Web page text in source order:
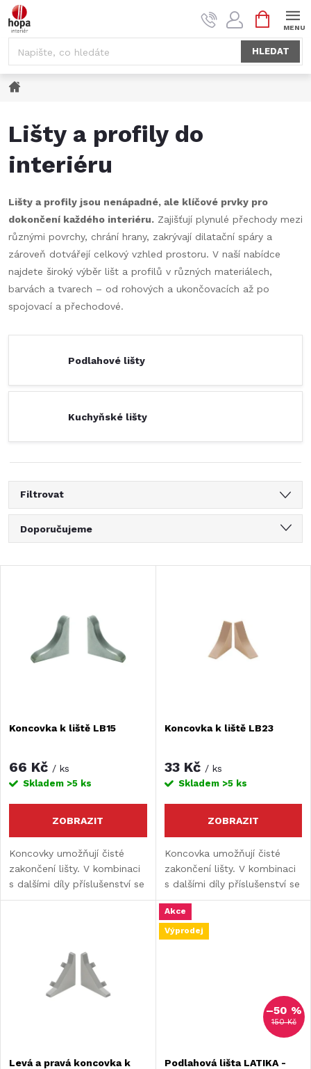
Přejít
na
HLEDAT
NÁKUPNÍ
KOŠÍK
Lišty a profily do
interiéru
Lišty a profily jsou nenápadné, ale klíčové prvky pro
dokončení každého interiéru. Zajišťují plynulé přechody mezi
různými povrchy, chrání hrany, zakrývají dilatační spáry a
zároveň dotvářejí celkový vzhled prostoru. V naší nabídce
najdete široký výběr lišt a profilů v různých materiálech,
barvách a tvarech – od rohových a ukončovacích až po
spojovací a přechodové.
Podlahové lišty
Kuchyňské lišty
Filtrovat
Ř
a
p
r
o
d
u
Doporučujeme
Abecedně
s
p
r
d
u
Koncovka k liště LB15
66 Kč / ks
Skladem >5 ks
ZOBRAZIT
Koncovky umožňují čisté
zakončení lišty. V kombinaci
s dalšími díly příslušenství se
stejným vzorem dosáhnete
Koncovka k liště LB23
33 Kč / ks
Skladem >5 ks
ZOBRAZIT
Koncovka umožňují čisté
zakončení lišty. V kombinaci
s dalšími díly příslušenství se
stejným vzorem dosáhnete
jednotného a harmonického
celkového vzhledu.
Levá a pravá koncovka k
Akce
Výprodej
150 Kč
–50 %
Podlahová lišta LATIKA -